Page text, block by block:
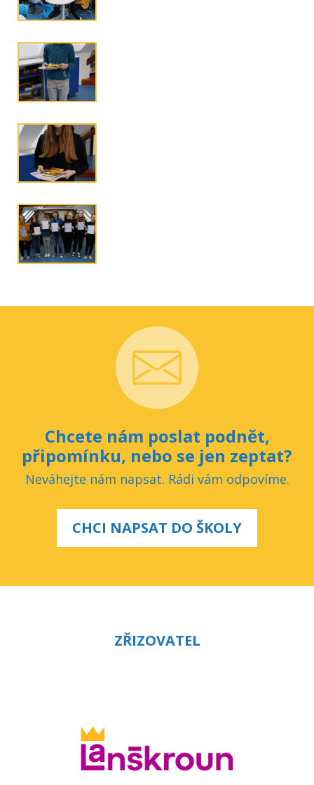
Chcete nám poslat podnět,
připomínku, nebo se jen zeptat?
Neváhejte nám napsat. Rádi vám odpovíme.
CHCI NAPSAT DO ŠKOLY
ZŘIZOVATEL